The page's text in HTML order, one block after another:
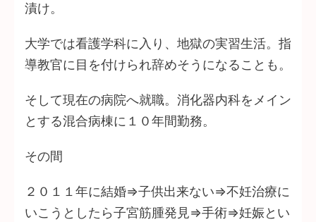
漬け。
大学では看護学科に入り、地獄の実習生活。指
導教官に目を付けられ辞めそうになることも。
そして現在の病院へ就職。消化器内科をメイン
とする混合病棟に１０年間勤務。
その間
２０１１年に結婚⇒子供出来ない⇒不妊治療に
いこうとしたら子宮筋腫発見⇒手術⇒妊娠とい